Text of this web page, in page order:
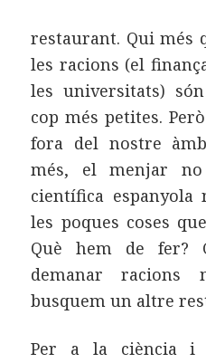
restaurant. Qui més
les racions (el
les universitats)
cop més petites.
fora del nostre
més, el menjar
científica
les poques coses
Què hem de fer?
demanar racions
busquem un altre
Per a la ciència i